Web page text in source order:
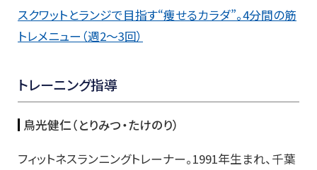
スクワットとランジで目指す“痩せるカラダ”。4分間の筋
トレメニュー（週2～3回）
トレーニング指導
鳥光健仁（とりみつ・たけのり）
フィットネスランニングトレーナー。1991年生まれ、千葉